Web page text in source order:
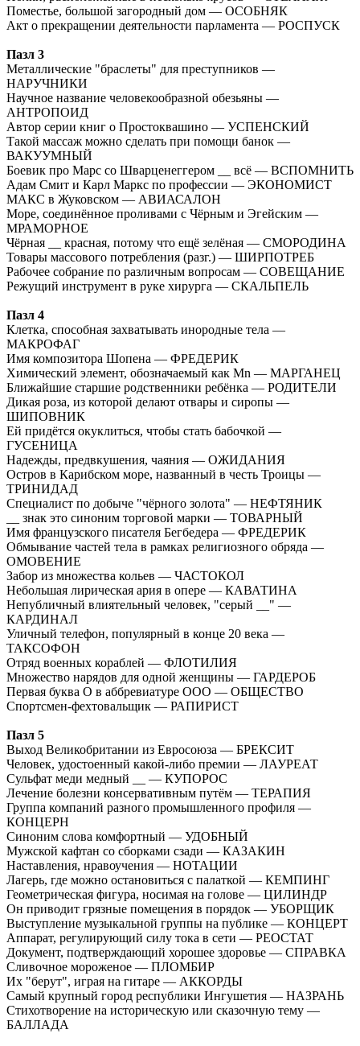
Поместье, большой загородный дом — ОСОБНЯК
Акт о прекращении деятельности парламента — РОСПУСК
Пазл 3
Металлические "браслеты" для преступников —
НАРУЧНИКИ
Научное название человекообразной обезьяны —
АНТРОПОИД
Автор серии книг о Простоквашино — УСПЕНСКИЙ
Такой массаж можно сделать при помощи банок —
ВАКУУМНЫЙ
Боевик про Марс со Шварценеггером __ всё — ВСПОМНИТЬ
Адам Смит и Карл Маркс по профессии — ЭКОНОМИСТ
МАКС в Жуковском — АВИАСАЛОН
Море, соединённое проливами с Чёрным и Эгейским —
МРАМОРНОЕ
Чёрная __ красная, потому что ещё зелёная — СМОРОДИНА
Товары массового потребления (разг.) — ШИРПОТРЕБ
Рабочее собрание по различным вопросам — СОВЕЩАНИЕ
Режущий инструмент в руке хирурга — СКАЛЬПЕЛЬ
Пазл 4
Клетка, способная захватывать инородные тела —
МАКРОФАГ
Имя композитора Шопена — ФРЕДЕРИК
Химический элемент, обозначаемый как Mn — МАРГАНЕЦ
Ближайшие старшие родственники ребёнка — РОДИТЕЛИ
Дикая роза, из которой делают отвары и сиропы —
ШИПОВНИК
Ей придётся окуклиться, чтобы стать бабочкой —
ГУСЕНИЦА
Надежды, предвкушения, чаяния — ОЖИДАНИЯ
Остров в Карибском море, названный в честь Троицы —
ТРИНИДАД
Специалист по добыче "чёрного золота" — НЕФТЯНИК
__ знак это синоним торговой марки — ТОВАРНЫЙ
Имя французского писателя Бегбедера — ФРЕДЕРИК
Обмывание частей тела в рамках религиозного обряда —
ОМОВЕНИЕ
Забор из множества кольев — ЧАСТОКОЛ
Небольшая лирическая ария в опере — КАВАТИНА
Непубличный влиятельный человек, "серый __" —
КАРДИНАЛ
Уличный телефон, популярный в конце 20 века —
ТАКСОФОН
Отряд военных кораблей — ФЛОТИЛИЯ
Множество нарядов для одной женщины — ГАРДЕРОБ
Первая буква О в аббревиатуре ООО — ОБЩЕСТВО
Спортсмен-фехтовальщик — РАПИРИСТ
Пазл 5
Выход Великобритании из Евросоюза — БРЕКСИТ
Человек, удостоенный какой-либо премии — ЛАУРЕАТ
Сульфат меди медный __ — КУПОРОС
Лечение болезни консервативным путём — ТЕРАПИЯ
Группа компаний разного промышленного профиля —
КОНЦЕРН
Синоним слова комфортный — УДОБНЫЙ
Мужской кафтан со сборками сзади — КАЗАКИН
Наставления, нравоучения — НОТАЦИИ
Лагерь, где можно остановиться с палаткой — КЕМПИНГ
Геометрическая фигура, носимая на голове — ЦИЛИНДР
Он приводит грязные помещения в порядок — УБОРЩИК
Выступление музыкальной группы на публике — КОНЦЕРТ
Аппарат, регулирующий силу тока в сети — РЕОСТАТ
Документ, подтверждающий хорошее здоровье — СПРАВКА
Сливочное мороженое — ПЛОМБИР
Их "берут", играя на гитаре — АККОРДЫ
Самый крупный город республики Ингушетия — НАЗРАНЬ
Стихотворение на историческую или сказочную тему —
БАЛЛАДА